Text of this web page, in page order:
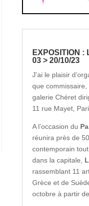
EXPOSITION :
03 > 20/10/23
J’ai le plaisir
que
galerie Chéret
11 rue Mayet,
A l’occasion du
réunira près de
contemporain
dans la capitale,
rassemblant 11
Grèce et de
octobre à partir